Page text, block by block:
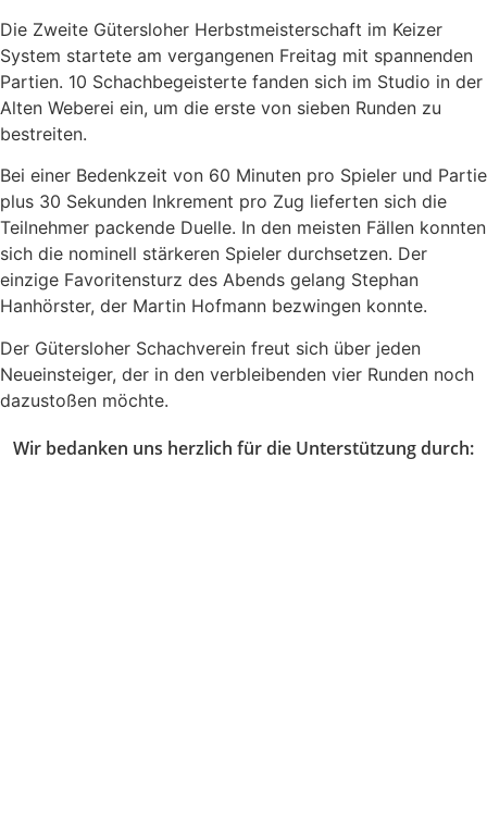
Die Zweite Gütersloher Herbstmeisterschaft im Keizer
System startete am vergangenen Freitag mit spannenden
Partien. 10 Schachbegeisterte fanden sich im Studio in der
Alten Weberei ein, um die erste von sieben Runden zu
bestreiten.
Bei einer Bedenkzeit von 60 Minuten pro Spieler und Partie
plus 30 Sekunden Inkrement pro Zug lieferten sich die
Teilnehmer packende Duelle. In den meisten Fällen konnten
sich die nominell stärkeren Spieler durchsetzen. Der
einzige Favoritensturz des Abends gelang Stephan
Hanhörster, der Martin Hofmann bezwingen konnte.
Der Gütersloher Schachverein freut sich über jeden
Neueinsteiger, der in den verbleibenden vier Runden noch
dazustoßen möchte.
Wir bedanken uns herzlich für die Unterstützung durch: